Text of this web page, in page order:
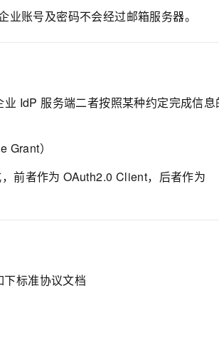
账号及密码不会经过邮箱服务器。
IdP 服务端二者按照某种约定完成信息
）
前者作为 OAuth2.0 Client，后者作为
标准协议文档